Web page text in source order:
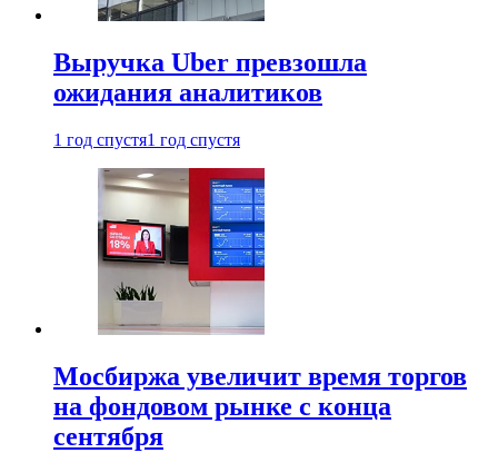
Выручка Uber превзошла
ожидания аналитиков
1 год спустя1 год спустя
Мосбиржа увеличит время торгов
на фондовом рынке с конца
сентября